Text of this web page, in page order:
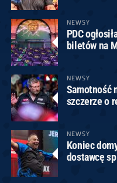
NEWSY
PDC
biletów na
NEWSY
Samotność
szczerze o
NEWSY
Koniec
dostawcę